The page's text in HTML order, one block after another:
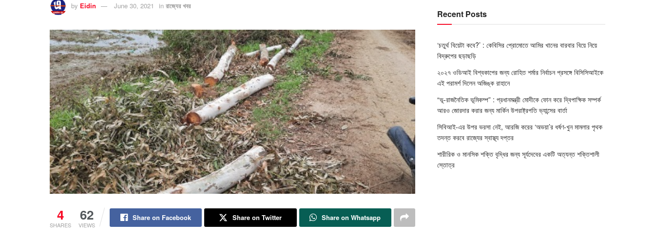
by Eidin June 30, 2021 in রাজ্যের খবর
4
SHARES
62
VIEWS
Share on Facebook Share on Twitter Share on Whatsapp
Recent Posts
‘চতুর্থ বিয়েটা কবে?’ : কেবিসির প্রোমোতে আমির খানের বারবার বিয়ে নিয়ে
বিদ্রুপের ছড়াছড়ি
২০২৭ ওডিআই বিশ্বকাপের জন্য রোহিত শর্মার নির্বাচন প্রসঙ্গে বিসিসিআইকে
এই পরামর্শ দিলেন অজিঙ্ক রাহানে
“ভূ-রাজনৈতিক ভূমিকম্প” : প্রধানমন্ত্রী মোদীকে ফোন করে দ্বিপাক্ষিক সম্পর্ক
আরও জোরদার করার জন্য মার্কিন উপরাষ্ট্রপতি ভ্যান্সের বার্তা
সিবিআই-এর উপর ভরসা নেই, আরজি করের ‘অভয়া’র ধর্ষণ-খুন মামলার পৃথক
তদন্ত করবে রাজ্যের স্বাস্থ্য দপ্তর
শারীরিক ও মানসিক শক্তি বৃদ্ধির জন্য সূর্যদেবের একটি অত্যন্ত শক্তিশালী
স্তোত্র